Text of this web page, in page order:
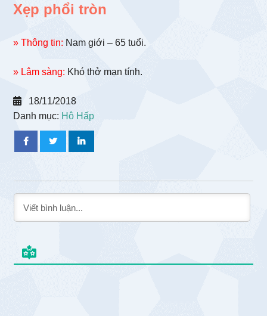
Xẹp phổi tròn
» Thông tin: Nam giới – 65 tuổi.
» Lâm sàng: Khó thở mạn tính.
18/11/2018
Danh mục: Hô Hấp